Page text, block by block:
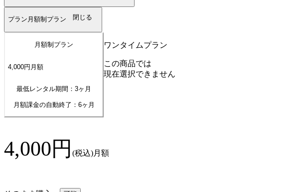
プラン 月額制プラン 閉じる
月額制プラン
4,000円 月額
最低レンタル期間：3ヶ月
月額課金の自動終了： 6ヶ月
ワンタイムプラン
この商品では
現在選択できません
4,000円 (税込)月額